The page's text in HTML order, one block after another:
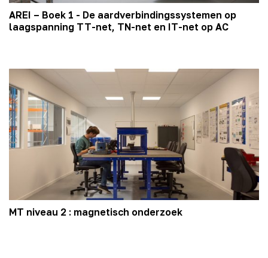
AREI – Boek 1 - De aardverbindingssystemen op
laagspanning TT-net, TN-net en IT-net op AC
MT niveau 2 : magnetisch onderzoek